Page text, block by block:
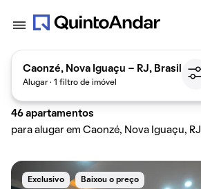
Caonzé, Nova Iguaçu - RJ, Brasil
Alugar · 1 filtro de imóvel
46 apartamentos
para alugar em Caonzé, Nova Iguaçu, RJ
Exclusivo Baixou o preço